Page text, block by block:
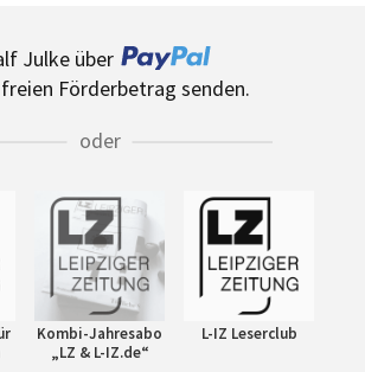
Julke über
Förderbetrag senden.
oder
Kombi-Jahresabo
„LZ & L-IZ.de“
L-IZ Leserclub